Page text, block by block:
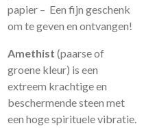
papier – Een fijn geschenk
om te geven en ontvangen!
Amethist (paarse of
groene kleur) is een
extreem krachtige en
beschermende steen met
een hoge spirituele vibratie.